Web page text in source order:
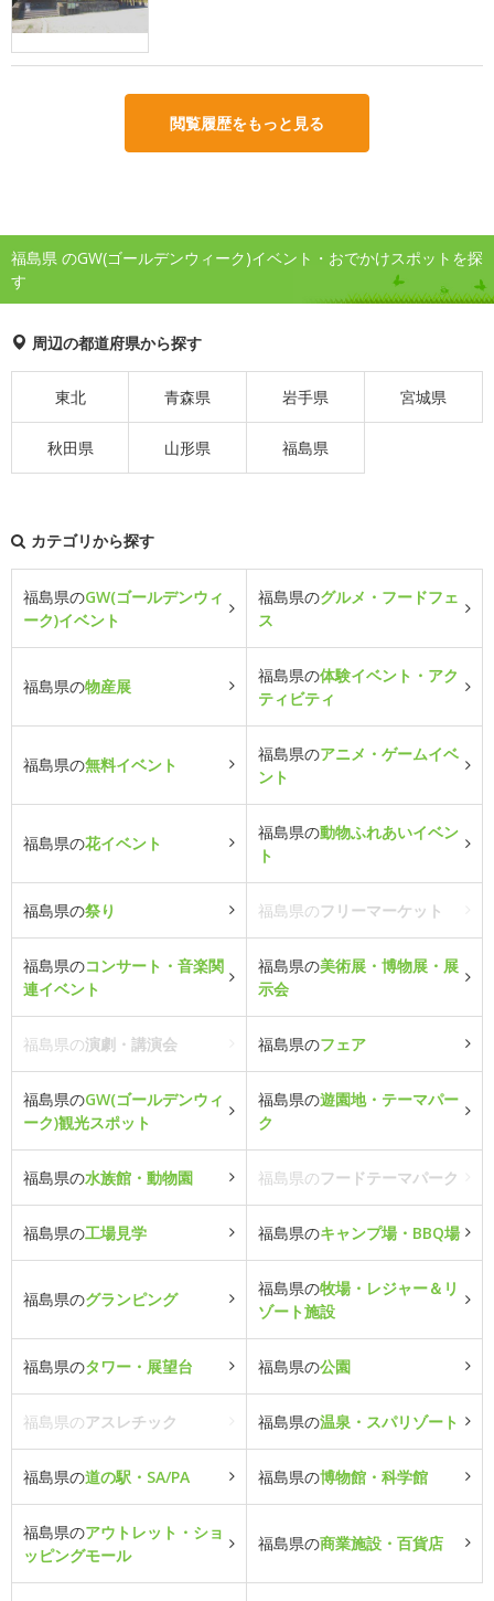
閲覧履歴をもっと見る
福島県 のGW(ゴールデンウィーク)イベント・おでかけスポットを探
す
周辺の都道府県から探す
東北 青森県 岩手県 宮城県
秋田県 山形県 福島県
カテゴリから探す
福島県のGW(ゴールデンウィ
ーク)イベント
福島県のグルメ・フードフェ
ス
福島県の物産展
福島県の体験イベント・アク
ティビティ
福島県の無料イベント
福島県のアニメ・ゲームイベ
ント
福島県の花イベント
福島県の動物ふれあいイベン
ト
福島県の祭り 福島県のフリーマーケット
福島県のコンサート・音楽関
連イベント
福島県の美術展・博物展・展
示会
福島県の演劇・講演会 福島県のフェア
福島県のGW(ゴールデンウィ
ーク)観光スポット
福島県の遊園地・テーマパー
ク
福島県の水族館・動物園 福島県のフードテーマパーク
福島県の工場見学 福島県のキャンプ場・BBQ場
福島県のグランピング
福島県の牧場・レジャー＆リ
ゾート施設
福島県のタワー・展望台 福島県の公園
福島県のアスレチック 福島県の温泉・スパリゾート
福島県の道の駅・SA/PA 福島県の博物館・科学館
福島県のアウトレット・ショ
ッピングモール
福島県の商業施設・百貨店